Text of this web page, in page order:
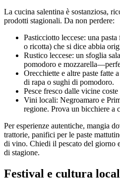
La cucina salentina è sostanziosa,
prodotti stagionali. Da non perdere:
Pasticciotto leccese: una
o ricotta) che si dice abbia
Rustico leccese: un sfoglia
pomodoro e
Orecchiette e altre paste fatte
di rapa o sughi di pomodoro.
Pesce fresco dalle vicine
Vini locali: Negroamaro e
regione. Prova un bicchiere a
Per esperienze autentiche, mangia
trattorie, panifici per le paste
di vino. Chiedi il pescato del giorno
di stagione.
Festival e cultura